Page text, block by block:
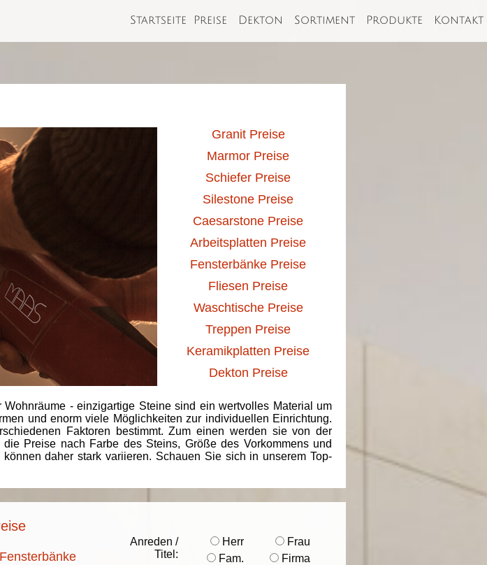
Startseite Preise Dekton Sortiment Produkte Kontakt
Granit Preise
Marmor Preise
Schiefer Preise
Silestone Preise
Caesarstone Preise
Arbeitsplatten Preise
Fensterbänke Preise
Fliesen Preise
Waschtische Preise
Treppen Preise
Keramikplatten Preise
Dekton Preise
- einzigartige Steine sind ein wertvolles Material um
und enorm viele Möglichkeiten zur individuellen Einrichtung.
Faktoren bestimmt. Zum einen werden sie von der
Preise nach Farbe des Steins, Größe des Vorkommens und
daher stark variieren. Schauen Sie sich in unserem Top-
Anreden /
Titel:
Herr
Frau
Fam.
Firma